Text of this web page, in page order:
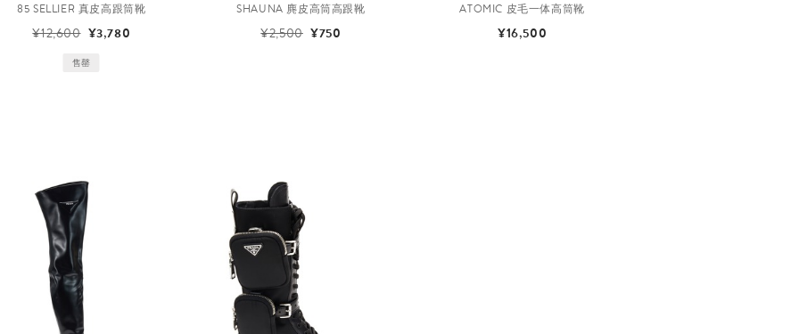
85 SELLIER 真皮高跟筒靴
¥12,600 ¥3,780
售罄
SHAUNA 麂皮高筒高跟靴
¥2,500 ¥750
ATOMIC 皮毛一体高筒靴
¥16,500